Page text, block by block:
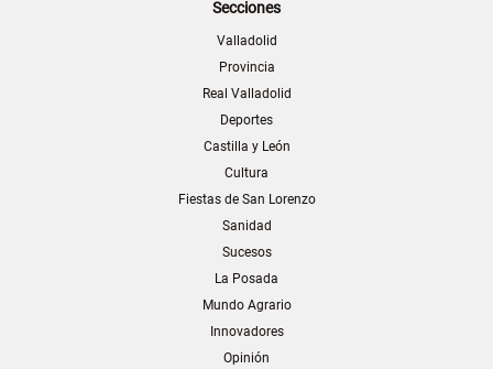
Secciones
Valladolid
Provincia
Real Valladolid
Deportes
Castilla y León
Cultura
Fiestas de San Lorenzo
Sanidad
Sucesos
La Posada
Mundo Agrario
Innovadores
Opinión